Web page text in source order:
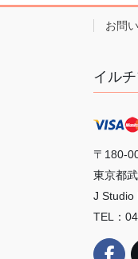
お問
イル
〒180-
東京都
J Studio
TEL：